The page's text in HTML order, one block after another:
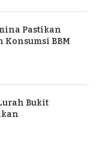
Pastikan
BBM
Bukit